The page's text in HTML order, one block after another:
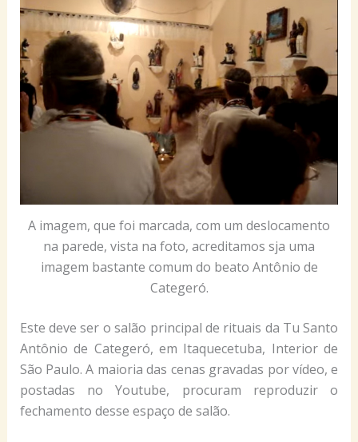
A imagem, que foi marcada, com um deslocamento
na parede, vista na foto, acreditamos sja uma
imagem bastante comum do beato Antônio de
Categeró.
Este deve ser o salão principal de rituais da Tu Santo
Antônio de Categeró, em Itaquecetuba, Interior de
São Paulo. A maioria das cenas gravadas por vídeo, e
postadas no Youtube, procuram reproduzir o
fechamento desse espaço de salão.